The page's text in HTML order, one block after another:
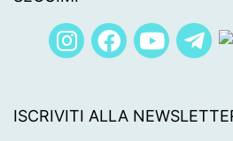
ISCRIVITI ALLA